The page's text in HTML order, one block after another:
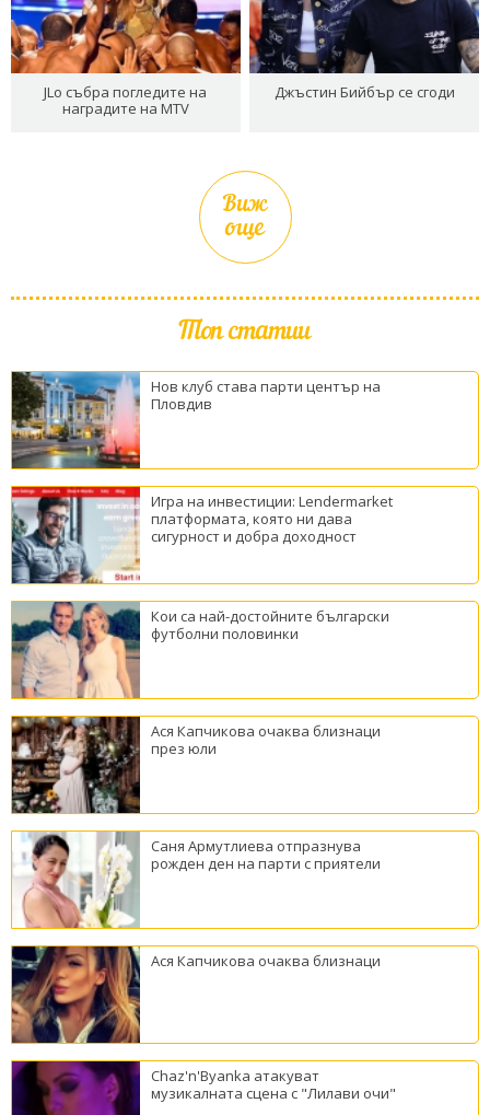
JLo събра погледите на
наградите на MTV
Джъстин Бийбър се сгоди
Виж
още
Топ статии
Нов клуб става парти център на
Пловдив
Игра на инвестиции: Lendermarket
платформата, която ни дава
сигурност и добра доходност
Кои са най-достойните български
футболни половинки
Ася Капчикова очаква близнаци
през юли
Саня Армутлиева отпразнува
рожден ден на парти с приятели
Ася Капчикова очаква близнаци
Chaz'n'Byanka атакуват
музикалната сцена с "Лилави очи"